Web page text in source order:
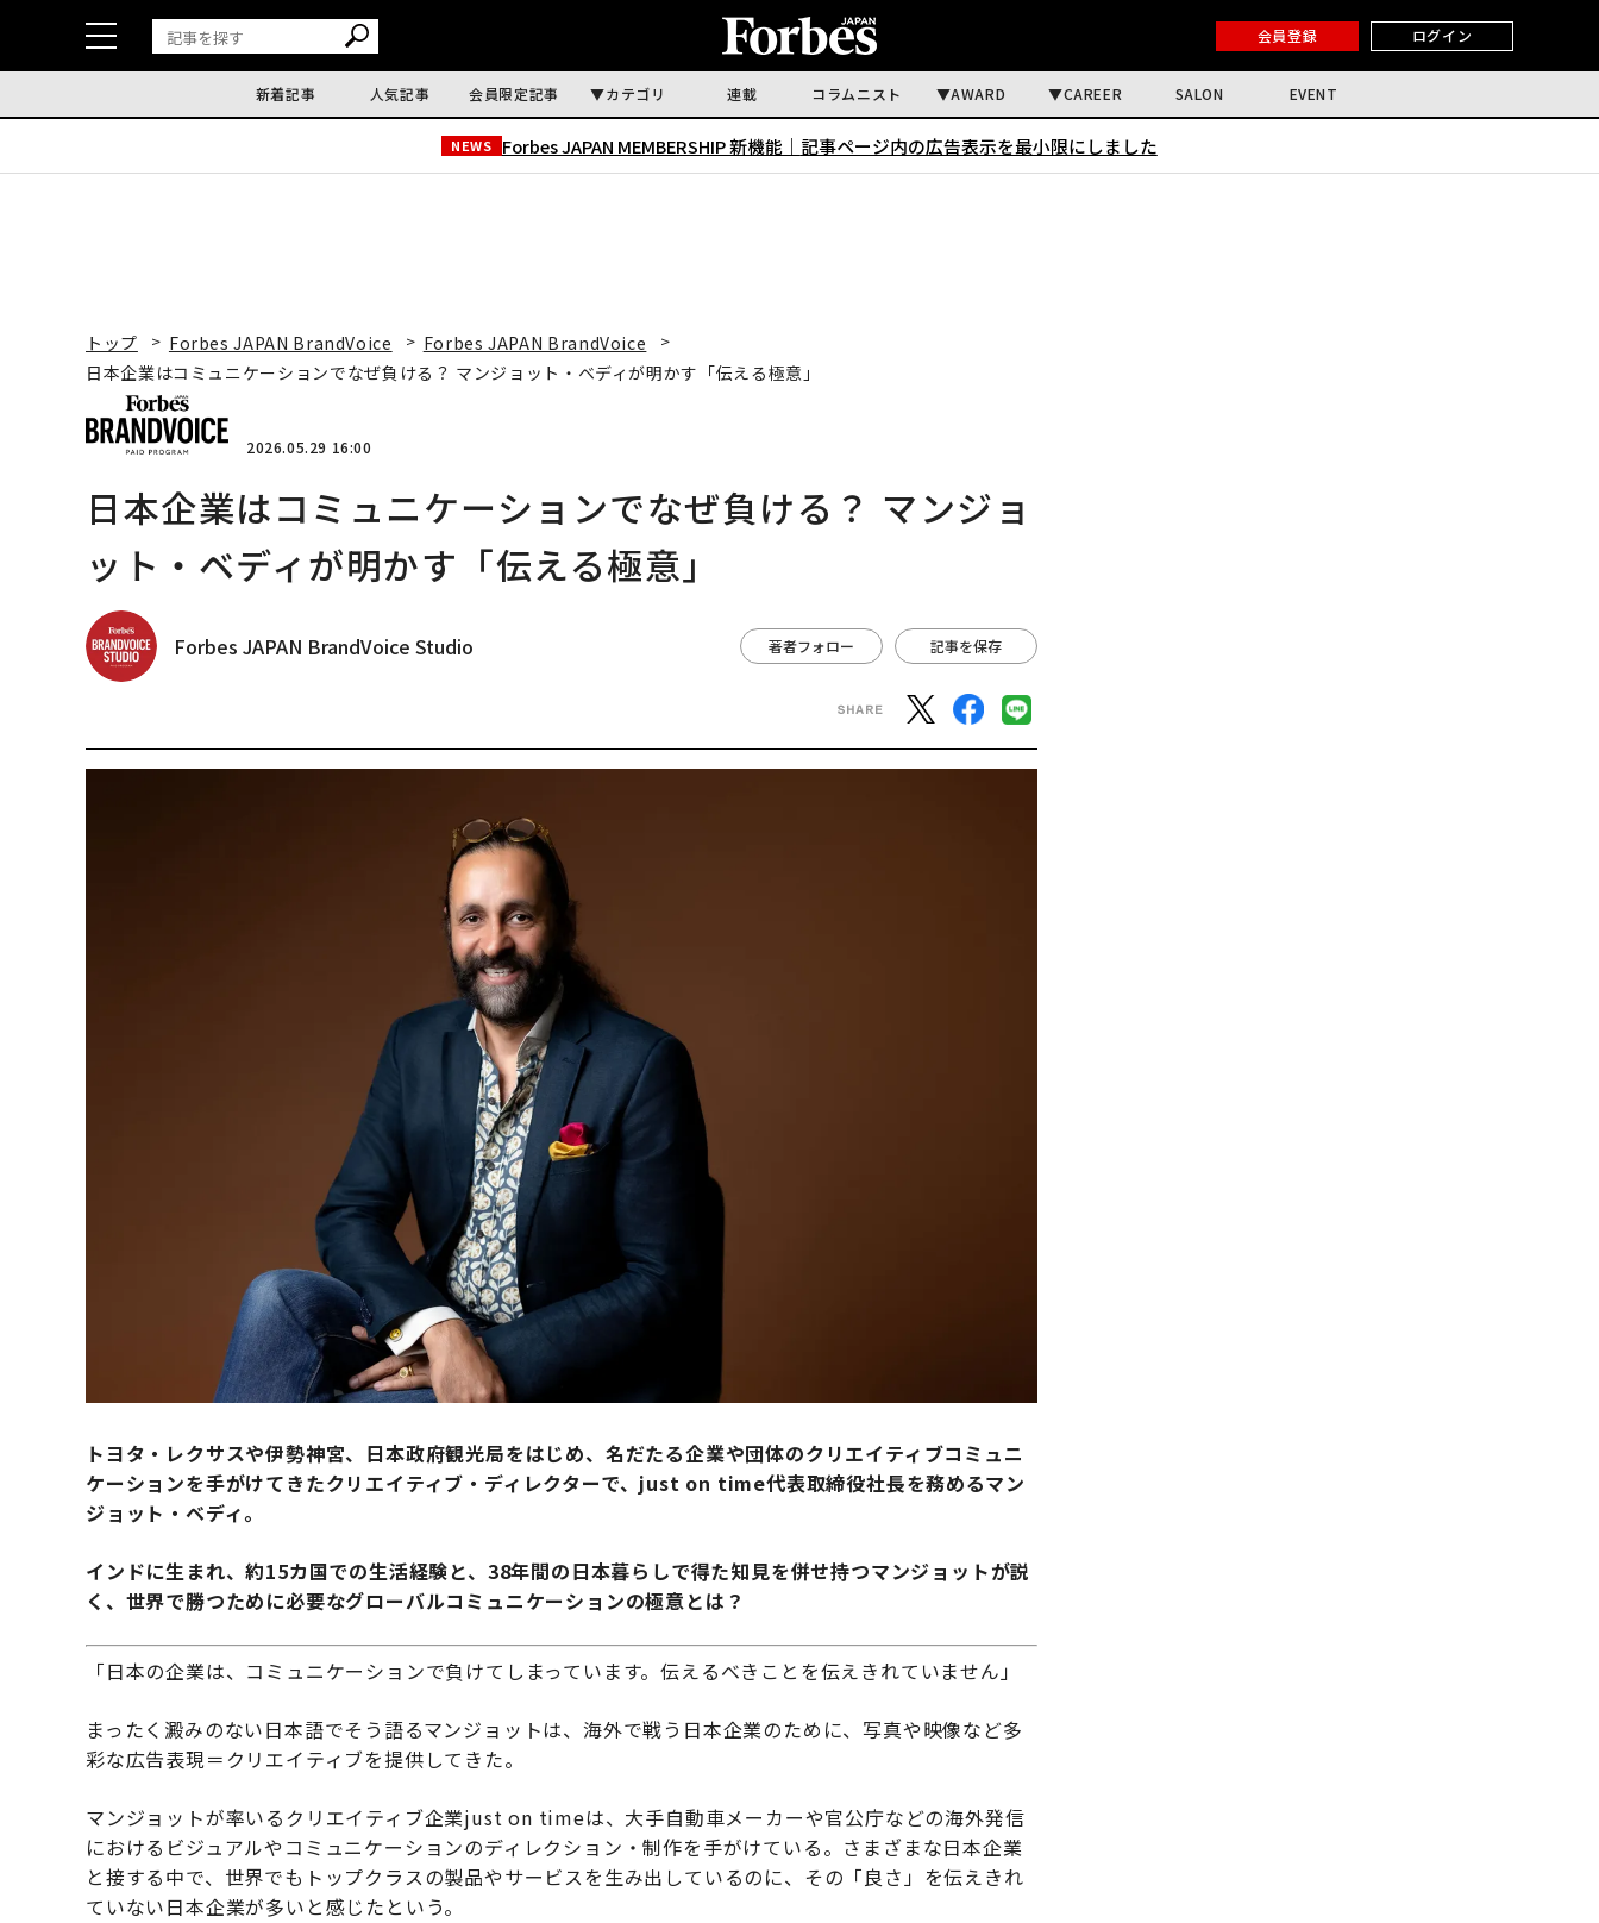
会員登録 ログイン
新着記事 人気記事 会員限定記事 カテゴリ 連載 コラムニスト AWARD CAREER SALON EVENT
NEWS Forbes JAPAN MEMBERSHIP 新機能｜ 記事ページ内の広告表示を最小限にしました
トップ Forbes JAPAN BrandVoice
Forbes JAPAN BrandVoice
日本企業はコミュニケーションでなぜ負ける？ マンジョット・ベディが明かす「伝える極意」
2026.05.29 16:00
日本企業はコミュニケーションでなぜ負ける？ マンジョ
ット・ベディが明かす「伝える極意」
Forbes JAPAN BrandVoice Studio 著者フォロー 記事を保存
トヨタ・レクサスや伊勢神宮、日本政府観光局をはじめ、名だたる企業や団体のクリエイティブコミュニ
ケーションを手がけてきたクリエイティブ・ディレクターで、just on time代表取締役社長を務めるマン
ジョット・ベディ。
インドに生まれ、約15カ国での生活経験と、38年間の日本暮らしで得た知見を併せ持つマンジョットが説
く、世界で勝つために必要なグローバルコミュニケーションの極意とは？
「日本の企業は、コミュニケーションで負けてしまっています。伝えるべきことを伝えきれていません」
まったく澱みのない日本語でそう語るマンジョットは、海外で戦う日本企業のために、写真や映像など多
彩な広告表現＝クリエイティブを提供してきた。
マンジョットが率いるクリエイティブ企業just on timeは、大手自動車メーカーや官公庁などの海外発信
におけるビジュアルやコミュニケーションのディレクション・制作を手がけている。さまざまな日本企業
と接する中で、世界でもトップクラスの製品やサービスを生み出しているのに、その「良さ」を伝えきれ
ていない日本企業が多いと感じたという。